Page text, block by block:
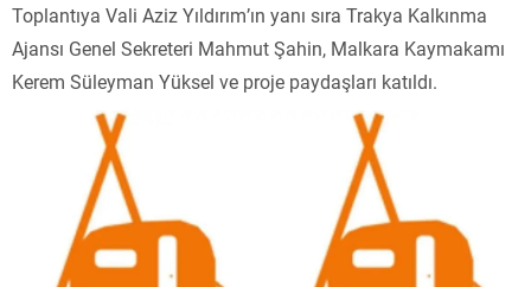
Toplantıya Vali Aziz Yıldırım’ın yanı sıra Trakya Kalkınma
Ajansı Genel Sekreteri Mahmut Şahin, Malkara Kaymakamı
Kerem Süleyman Yüksel ve proje paydaşları katıldı.